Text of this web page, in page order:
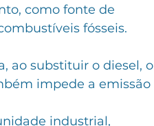
como fonte de
fósseis.
ao substituir o diesel, o
impede a emissão
industrial,